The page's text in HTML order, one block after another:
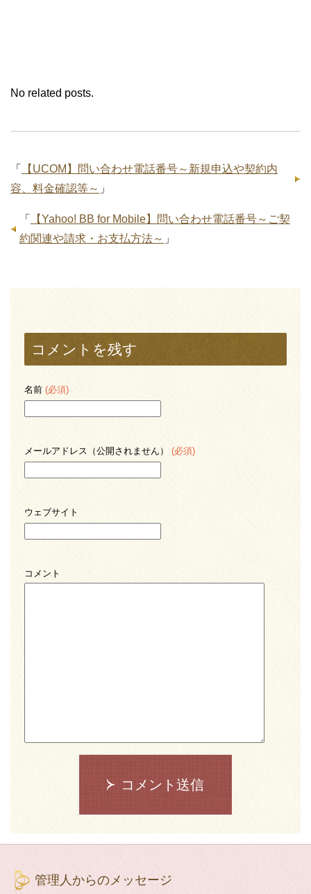
No related posts.
「
【UCOM】問い合わせ電話番号～新規申込や契約内
容、料金確認等～ 」
「
【Yahoo! BB for Mobile】問い合わせ電話番号～ご契
約関連や請求・お支払方法～ 」
コメントを残す
名前 (必須)
メールアドレス（公開されません） (必須)
ウェブサイト
コメント
コメント送信
管理人からのメッセージ